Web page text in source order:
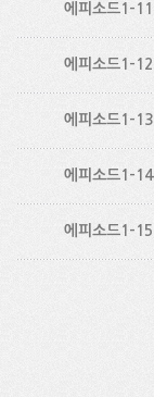
에피소드1-11
에피소드1-12
에피소드1-13
에피소드1-14
에피소드1-15